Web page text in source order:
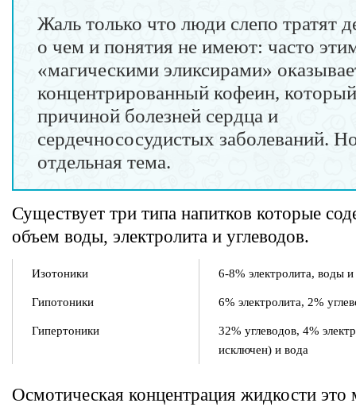
Жаль только что люди слепо тратят
о чем и понятия не имеют: часто
«магическими эликсирами»
концентрированный кофеин,
причиной болезней сердца и
сердечнососудистых заболеваний.
отдельная тема.
Существует три типа напитков которые
объем воды, электролита и углеводов.
Изотоники 6-8% электролита, воды и
Гипотоники 6% электролита, 2%
Гипертоники
32% углеводов, 4%
исключен) и вода
Осмотическая концентрация жидкости это